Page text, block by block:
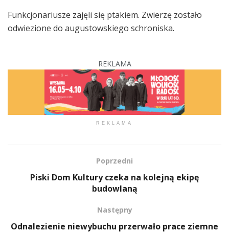
Funkcjonariusze zajęli się ptakiem. Zwierzę zostało
odwiezione do augustowskiego schroniska.
REKLAMA
REKLAMA
Poprzedni
Piski Dom Kultury czeka na kolejną ekipę
budowlaną
Następny
Odnalezienie niewybuchu przerwało prace ziemne